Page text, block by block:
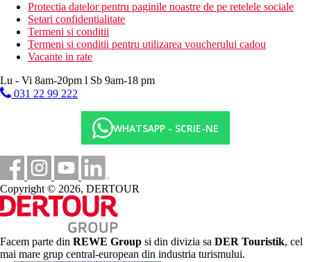
Activitati sportive gratuite
programe de animatie
muzica live
darts
mini discoteca
mini club
minifotbal
baschet
in hotelul partener Michelangelo Resort & SPA 5* -
fitness
Activitati sportive contra cost
centru de wellness la hotelul partener Michelangelo Resort
& SPA 5*
lectii de scufundari
inchiriere de biciclete
lectii de calarie
Protectia datelor pentru paginile noastre de pe retelele sociale
Setari confidentialitate
Termeni si conditii
Termeni si conditii pentru utilizarea voucherului cadou
Vacante in rate
Lu - Vi 8am-20pm l Sb 9am-18 pm
031 22 99 222
WHATSAPP - SCRIE-NE
Copyright © 2026, DERTOUR
Facem parte din REWE Group si din divizia sa DER Touristik, cel
mai mare grup central-european din industria turismului.